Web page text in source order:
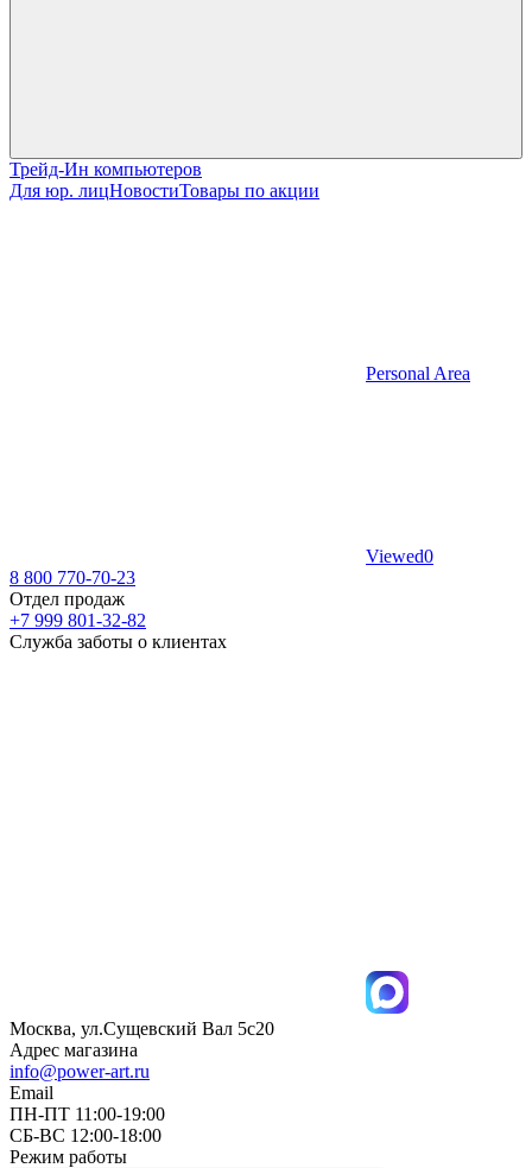
Трейд-Ин компьютеров
Для юр. лицНовостиТовары по акции
Personal Area
Viewed0
8 800 770-70-23
Отдел продаж
+7 999 801-32-82
Служба заботы о клиентах
Москва, ул.Сущевский Вал 5с20
Адрес магазина
info@power-art.ru
Email
ПН-ПТ 11:00-19:00
СБ-ВС 12:00-18:00
Режим работы